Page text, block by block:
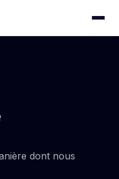
dont nous